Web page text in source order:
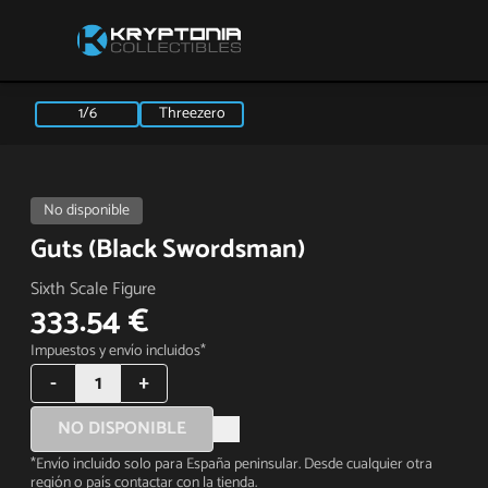
1/6 Threezero
No disponible
Guts (Black Swordsman)
Sixth Scale Figure
333.54 €
Impuestos y envío incluidos*
- 1 +
NO DISPONIBLE
*Envío incluido solo para España peninsular. Desde cualquier otra
región o país contactar con la tienda.